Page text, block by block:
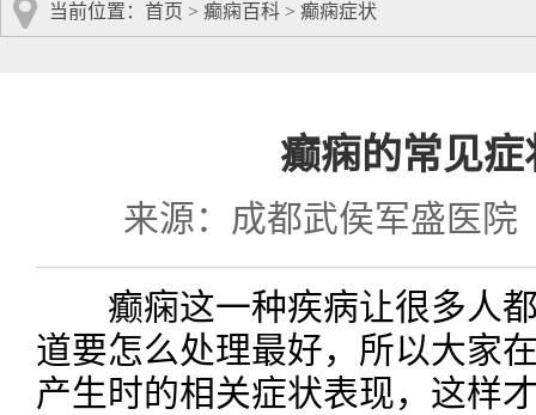
当前位置： 首页 > 癫痫百科 > 癫痫症状
癫痫的常见
来源：成都武侯军盛医
癫痫这一种疾病让很多人都
道要怎么处理最好，所以大家
产生时的相关症状表现，这样